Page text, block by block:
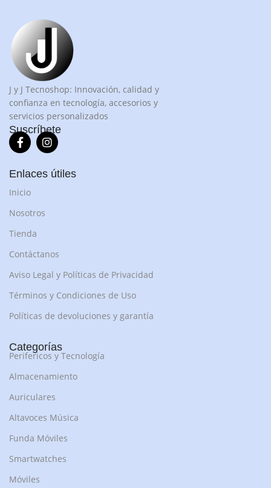
J y J Tecnoshop: Innovación, calidad y
confianza en tecnología, accesorios y
servicios personalizados
Suscríbete
Enlaces útiles
Inicio
Nosotros
Tienda
Contáctanos
Aviso Legal y Políticas de Privacidad
Términos y Condiciones de Uso
Políticas de devoluciones y garantía
Categorías
Perifericos y Tecnología
Almacenamiento
Auriculares
Altavoces Música
Funda Móviles
Smartwatches
Móviles